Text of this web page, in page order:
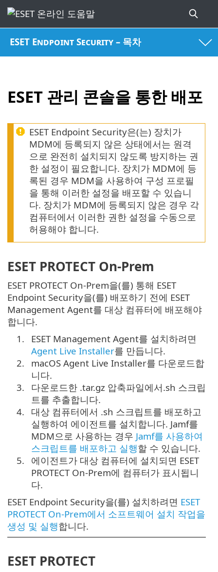
ESET Endpoint Security – 목차
ESET 관리 콘솔을 통한 배포
ESET Endpoint Security은(는) 장치가
MDM에 등록되지 않은 상태에서는 원격
으로 완전히 설치되지 않도록 방지하는 권
한 설정이 필요합니다. 장치가 MDM에 등
록된 경우 MDM을 사용하여 구성 프로필
을 통해 이러한 설정을 배포할 수 있습니
다. 장치가 MDM에 등록되지 않은 경우 각
컴퓨터에서 이러한 권한 설정을 수동으로
허용해야 합니다.
ESET PROTECT On-Prem
ESET PROTECT On-Prem을(를) 통해 ESET
Endpoint Security을(를) 배포하기 전에 ESET
Management Agent를 대상 컴퓨터에 배포해야
합니다.
1.
ESET Management Agent를 설치하려면
Agent Live Installer를 만듭니다.
2.
macOS Agent Live Installer를 다운로드합
니다.
3.
다운로드한 .tar.gz 압축파일에서.sh 스크립
트를 추출합니다.
4.
대상 컴퓨터에서 .sh 스크립트를 배포하고
실행하여 에이전트를 설치합니다. Jamf를
MDM으로 사용하는 경우 Jamf를 사용하여
스크립트를 배포하고 실행할 수 있습니다.
5.
에이전트가 대상 컴퓨터에 설치되면 ESET
PROTECT On-Prem에 컴퓨터가 표시됩니
다.
ESET Endpoint Security을(를) 설치하려면 ESET
PROTECT On-Prem에서 소프트웨어 설치 작업을
생성 및 실행합니다.
ESET PROTECT